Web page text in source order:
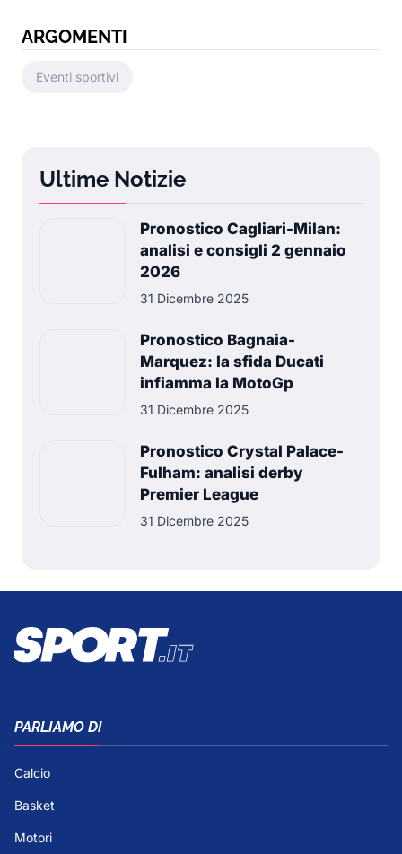
ARGOMENTI
Eventi sportivi
Ultime Notizie
Pronostico Cagliari-Milan:
analisi e consigli 2 gennaio
2026
31 Dicembre 2025
Pronostico Bagnaia-
Marquez: la sfida Ducati
infiamma la MotoGp
31 Dicembre 2025
Pronostico Crystal Palace-
Fulham: analisi derby
Premier League
31 Dicembre 2025
PARLIAMO DI
Calcio
Basket
Motori